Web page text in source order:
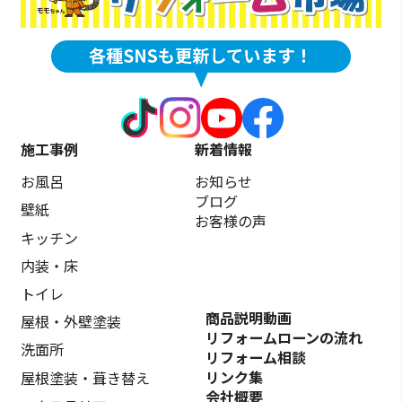
施工事例
お風呂
壁紙
キッチン
内装・床
トイレ
屋根・外壁塗装
洗面所
屋根塗装・葺き替え
新着情報
お知らせ
ブログ
お客様の声
商品説明動画
リフォームローンの流れ
リフォーム相談
リンク集
会社概要